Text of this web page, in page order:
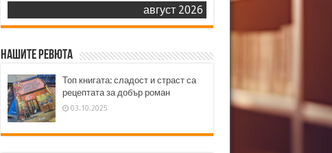
август 2026
Нашите ревюта
Топ книгата: сладост и страст са
рецептата за добър роман
03.10.2025